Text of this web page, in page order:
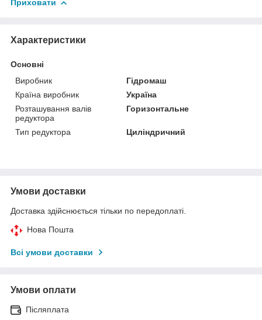
Приховати
Характеристики
Основні
Виробник
Гідромаш
Країна виробник
Україна
Розташування валів
редуктора
Горизонтальне
Тип редуктора Циліндричний
Умови доставки
Доставка здійснюється тільки по передоплаті.
Нова Пошта
Всі умови доставки
Умови оплати
Післяплата